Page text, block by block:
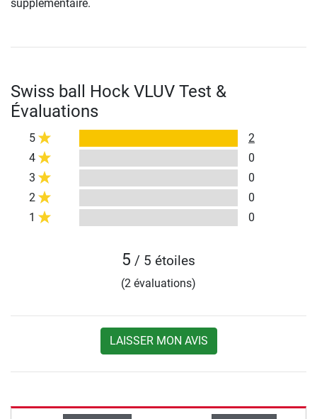
supplémentaire.
Swiss ball Hock VLUV Test &
Évaluations
5
2
4
0
3
0
2
0
1
0
5 / 5 étoiles
(2 évaluations)
LAISSER MON AVIS